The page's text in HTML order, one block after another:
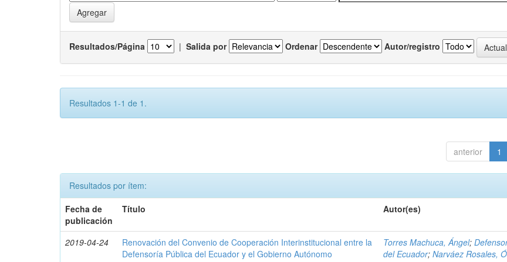
Resultados/Página | Salida por Ordenar Autor/registro
Resultados 1-1 de 1.
anterior 1
Resultados por ítem:
Fecha de
publicación
Título Autor(es)
2019-04-24
Renovación del Convenio de Cooperación Interinstitucional entre la
Defensoría Pública del Ecuador y el Gobierno Autónomo
Torres Machuca, Ángel;
del Ecuador;Narváez Rosales,